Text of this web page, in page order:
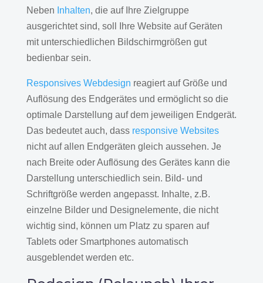
Neben Inhalten, die auf Ihre Zielgruppe
ausgerichtet sind, soll Ihre Website auf Geräten
mit unterschiedlichen Bildschirmgrößen gut
bedienbar sein.
Responsives Webdesign reagiert auf Größe und
Auflösung des Endgerätes und ermöglicht so die
optimale Darstellung auf dem jeweiligen Endgerät.
Das bedeutet auch, dass responsive Websites
nicht auf allen Endgeräten gleich aussehen. Je
nach Breite oder Auflösung des Gerätes kann die
Darstellung unterschiedlich sein. Bild- und
Schriftgröße werden angepasst. Inhalte, z.B.
einzelne Bilder und Designelemente, die nicht
wichtig sind, können um Platz zu sparen auf
Tablets oder Smartphones automatisch
ausgeblendet werden etc.